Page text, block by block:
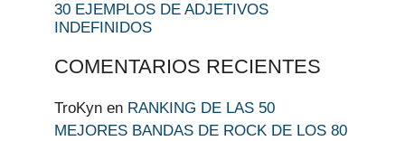
30 EJEMPLOS DE ADJETIVOS
INDEFINIDOS
COMENTARIOS RECIENTES
TroKyn en RANKING DE LAS 50
MEJORES BANDAS DE ROCK DE LOS 80